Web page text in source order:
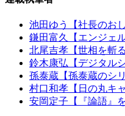
池田ゆう【社長のお
鎌田富久【エンジェル
北尾吉孝【世相を斬る
鈴木康弘【デジタル
孫泰蔵【孫泰蔵のシ
村口和孝【日の丸キ
安岡定子【『論語』